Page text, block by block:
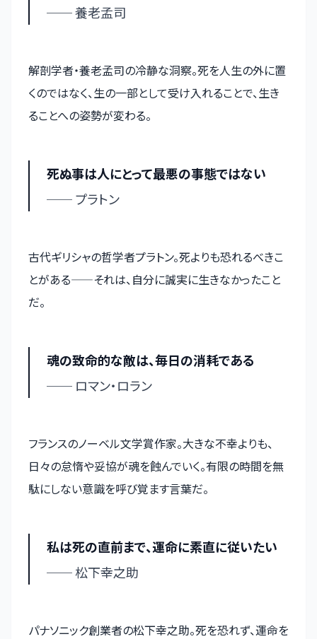
── 養老孟司
解剖学者・養老孟司の冷静な洞察。死を人生の外に置
くのではなく、生の一部として受け入れることで、生き
ることへの姿勢が変わる。
死ぬ事は人にとって最悪の事態ではない
── プラトン
古代ギリシャの哲学者プラトン。死よりも恐れるべきこ
とがある——それは、自分に誠実に生きなかったこと
だ。
魂の致命的な敵は、毎日の消耗である
── ロマン・ロラン
フランスのノーベル文学賞作家。大きな不幸よりも、
日々の怠惰や妥協が魂を蝕んでいく。有限の時間を無
駄にしない意識を呼び覚ます言葉だ。
私は死の直前まで、運命に素直に従いたい
── 松下幸之助
パナソニック創業者の松下幸之助。死を恐れず、運命を